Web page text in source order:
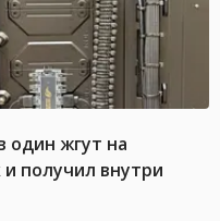
один жгут на
получил внутри